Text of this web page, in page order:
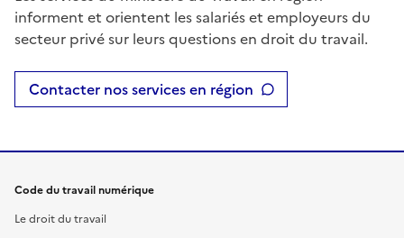
informent et orientent les salariés et employeurs du
secteur privé sur leurs questions en droit du travail.
Contacter nos services en région
Code du travail numérique
Le droit du travail